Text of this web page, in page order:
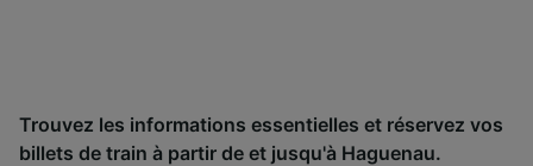
Trouvez les informations essentielles et réservez vos
billets de train à partir de et jusqu'à Haguenau.